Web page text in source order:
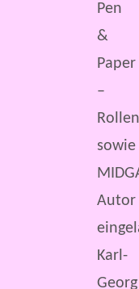
Pen
&
Paper
–
sowie
Autor
Karl-
Georg